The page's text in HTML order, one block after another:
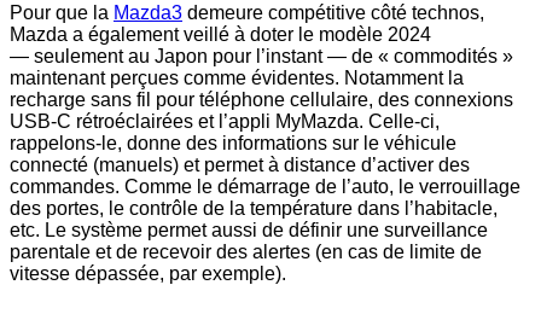
Pour que la Mazda3 demeure compétitive côté technos,
Mazda a également veillé à doter le modèle 2024
— seulement au Japon pour l’instant — de « commodités »
maintenant perçues comme évidentes. Notamment la
recharge sans fil pour téléphone cellulaire, des connexions
USB-C rétroéclairées et l’appli MyMazda. Celle-ci,
rappelons-le, donne des informations sur le véhicule
connecté (manuels) et permet à distance d’activer des
commandes. Comme le démarrage de l’auto, le verrouillage
des portes, le contrôle de la température dans l’habitacle,
etc. Le système permet aussi de définir une surveillance
parentale et de recevoir des alertes (en cas de limite de
vitesse dépassée, par exemple).